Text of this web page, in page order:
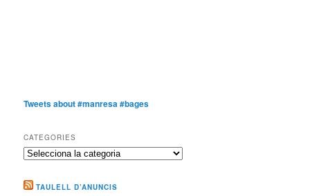
Tweets about #manresa #bages
CATEGORIES
Categories
TAULELL D’ANUNCIS